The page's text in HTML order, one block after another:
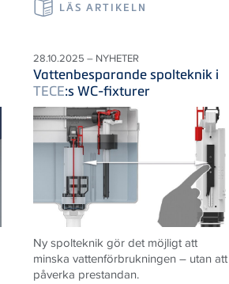
LÄS ARTIKELN
28.10.2025 – NYHETER
Vattenbesparande spolteknik i
TECE:s WC-fixturer
Ny spolteknik gör det möjligt att
minska vattenförbrukningen – utan att
påverka prestandan.